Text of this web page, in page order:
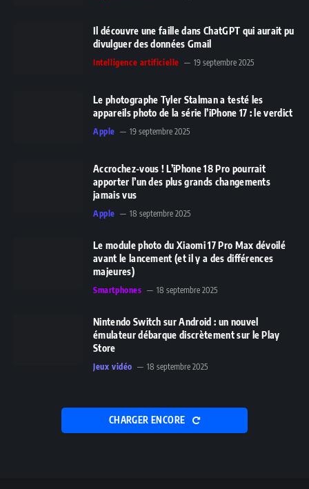
Il découvre une faille dans ChatGPT qui aurait pu
divulguer des données Gmail
Intelligence artificielle 19 septembre 2025
Le photographe Tyler Stalman a testé les
appareils photo de la série l’iPhone 17 : le verdict
Apple 19 septembre 2025
Accrochez-vous ! L’iPhone 18 Pro pourrait
apporter l’un des plus grands changements
jamais vus
Apple 18 septembre 2025
Le module photo du Xiaomi 17 Pro Max dévoilé
avant le lancement (et il y a des différences
majeures)
Smartphones 18 septembre 2025
Nintendo Switch sur Android : un nouvel
émulateur débarque discrètement sur le Play
Store
Jeux vidéo 18 septembre 2025
CHARGER ENCORE